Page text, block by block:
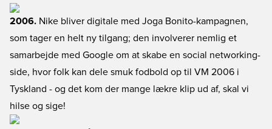
2006. Nike bliver digitale med Joga Bonito-kampagnen,
som tager en helt ny tilgang; den involverer nemlig et
samarbejde med Google om at skabe en social networking-
side, hvor folk kan dele smuk fodbold op til VM 2006 i
Tyskland - og det kom der mange lækre klip ud af, skal vi
hilse og sige!